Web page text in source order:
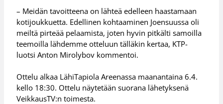
– Meidän tavoitteena on lähteä edelleen haastamaan
kotijoukkuetta. Edellinen kohtaaminen Joensuussa oli
meiltä pirteää pelaamista, joten hyvin pitkälti samoilla
teemoilla lähdemme otteluun tälläkin kertaa, KTP-
luotsi Anton Mirolybov kommentoi.
Ottelu alkaa LähiTapiola Areenassa maanantaina 6.4.
kello 18:30. Ottelu näytetään suorana lähetyksenä
VeikkausTV:n toimesta.